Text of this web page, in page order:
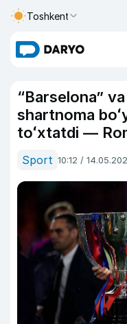
Toshkent
“Barselona”
shartnoma
toʻxtatdi —
Sport 10:12 /